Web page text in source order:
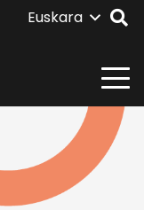
Euskara